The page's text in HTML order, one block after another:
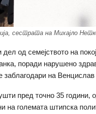
сестрата на Михајло
од семејството на
поради нарушено
заблагодари на
пред точно 35 години,
на големата штипска